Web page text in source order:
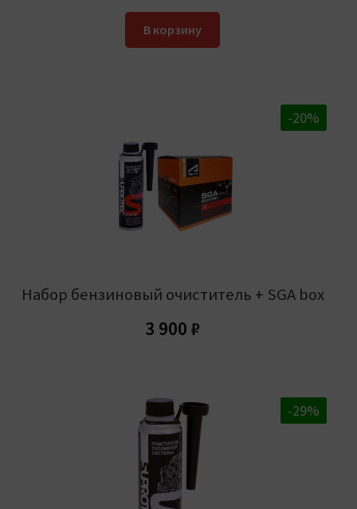
В корзину
-20%
Набор бензиновый очиститель + SGA box
3 900 ₽
-20%
-29%